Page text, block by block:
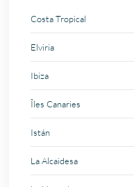
Costa Tropical
Elviria
Ibiza
Îles Canaries
Istán
La Alcaidesa